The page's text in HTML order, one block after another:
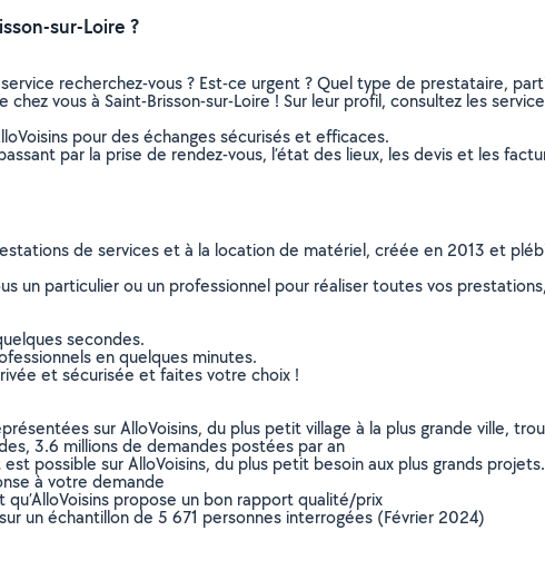
sur-Loire ?
recherchez-vous ? Est-ce urgent ? Quel type de prestataire,
vous à Saint-Brisson-sur-Loire ! Sur leur profil, consultez les
pour des échanges sécurisés et efficaces.
par la prise de rendez-vous, l’état des lieux, les devis et les
de services et à la location de matériel, créée en 2013 et
un particulier ou un professionnel pour réaliser toutes vos
secondes.
en quelques minutes.
et sécurisée et faites votre choix !
sur AlloVoisins, du plus petit village à la plus grande ville,
3.6 millions de demandes postées par an
possible sur AlloVoisins, du plus petit besoin aux plus grands projets.
à votre demande
propose un bon rapport qualité/prix
un échantillon de 5 671 personnes interrogées (Février 2024)